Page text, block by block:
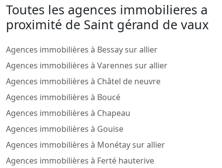
Toutes les agences immobilieres a
proximité de Saint gérand de vaux
Agences immobilières à Bessay sur allier
Agences immobilières à Varennes sur allier
Agences immobilières à Châtel de neuvre
Agences immobilières à Boucé
Agences immobilières à Chapeau
Agences immobilières à Gouise
Agences immobilières à Monétay sur allier
Agences immobilières à Ferté hauterive